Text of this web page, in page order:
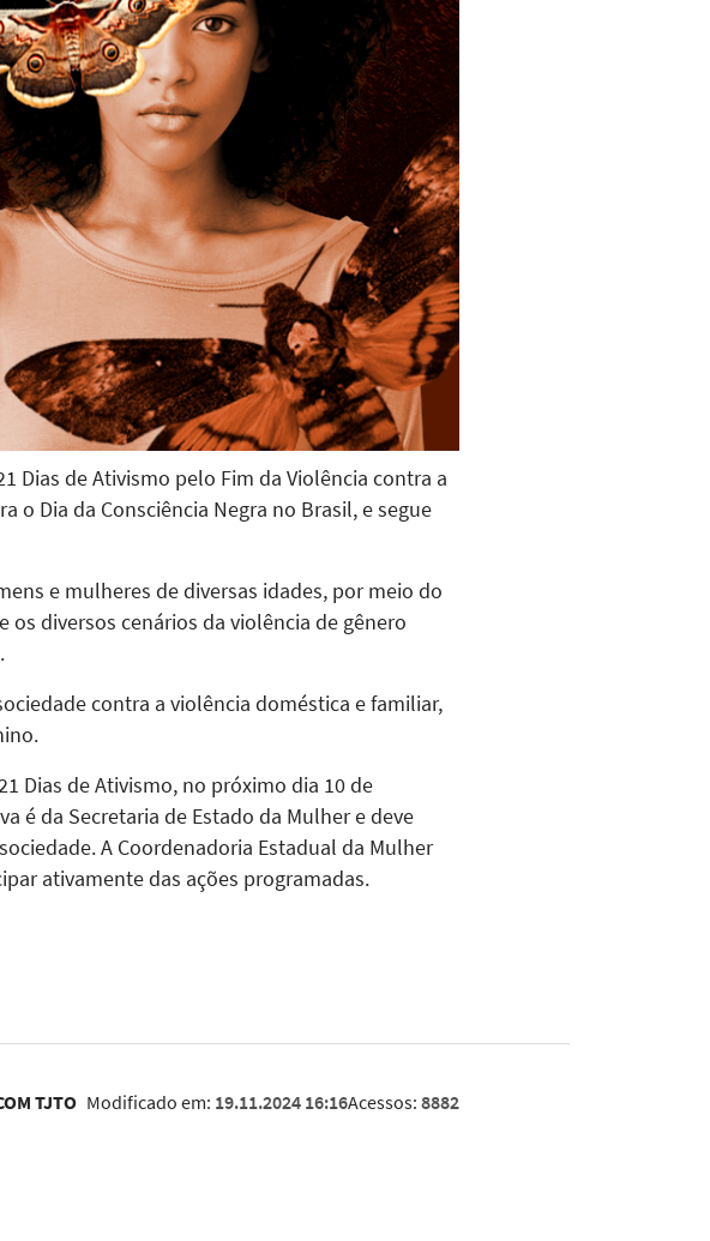
Dias de Ativismo pelo Fim da Violência contra a
o Dia da Consciência Negra no Brasil, e segue
e mulheres de diversas idades, por meio do
diversos cenários da violência de gênero
contra a violência doméstica e familiar,
Dias de Ativismo, no próximo dia 10 de
é da Secretaria de Estado da Mulher e deve
A Coordenadoria Estadual da Mulher
ativamente das ações programadas.
TJTO Modificado em: 19.11.2024 16:16Acessos: 8882